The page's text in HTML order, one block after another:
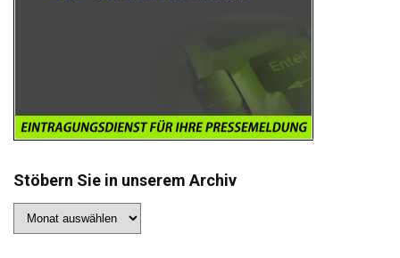
Stöbern Sie in unserem Archiv
Sie